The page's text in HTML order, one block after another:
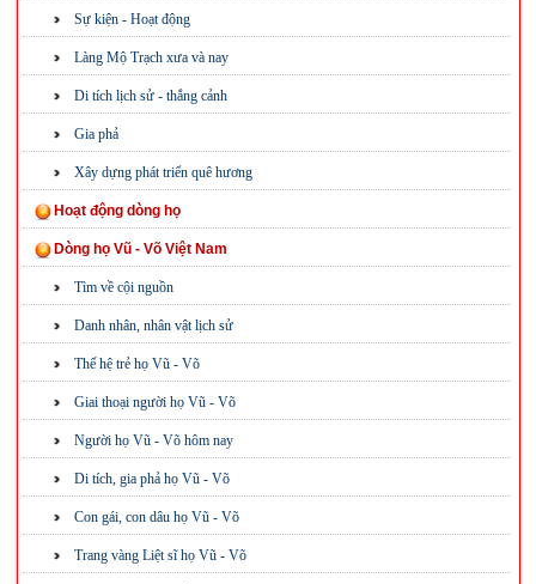
Sự kiện - Hoạt động
Làng Mộ Trạch xưa và nay
Di tích lịch sử - thắng cảnh
Gia phả
Xây dựng phát triển quê hương
Hoạt động dòng họ
Dòng họ Vũ - Võ Việt Nam
Tìm về cội nguồn
Danh nhân, nhân vật lịch sử
Thế hệ trẻ họ Vũ - Võ
Giai thoại người họ Vũ - Võ
Người họ Vũ - Võ hôm nay
Di tích, gia phả họ Vũ - Võ
Con gái, con dâu họ Vũ - Võ
Trang vàng Liệt sĩ họ Vũ - Võ